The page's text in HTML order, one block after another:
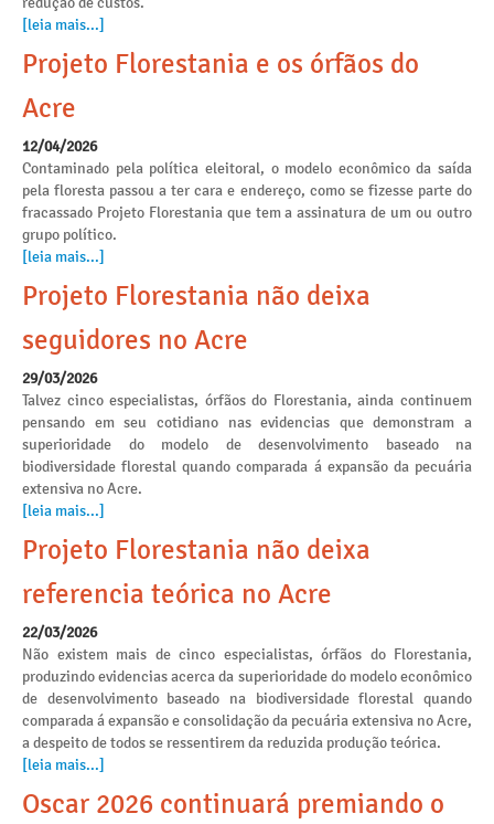
[leia mais...]
Projeto Florestania e os órfãos do
Acre
12/04/2026
Contaminado pela política eleitoral, o modelo econômico da saída
pela floresta passou a ter cara e endereço, como se fizesse parte do
fracassado Projeto Florestania que tem a assinatura de um ou outro
grupo político.
[leia mais...]
Projeto Florestania não deixa
seguidores no Acre
29/03/2026
Talvez cinco especialistas, órfãos do Florestania, ainda continuem
pensando em seu cotidiano nas evidencias que demonstram a
superioridade do modelo de desenvolvimento baseado na
biodiversidade florestal quando comparada á expansão da pecuária
extensiva no Acre.
[leia mais...]
Projeto Florestania não deixa
referencia teórica no Acre
22/03/2026
Não existem mais de cinco especialistas, órfãos do Florestania,
produzindo evidencias acerca da superioridade do modelo econômico
de desenvolvimento baseado na biodiversidade florestal quando
comparada á expansão e consolidação da pecuária extensiva no Acre,
a despeito de todos se ressentirem da reduzida produção teórica.
[leia mais...]
Oscar 2026 continuará premiando o